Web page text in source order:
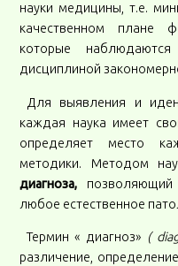
науки медицины, т.е.
качественном плане
которые
дисциплиной
Для выявления и
каждая наука имеет
определяет место
методики. Методом
диагноза,
любое естественное
Термин « диагноз» (
различение,